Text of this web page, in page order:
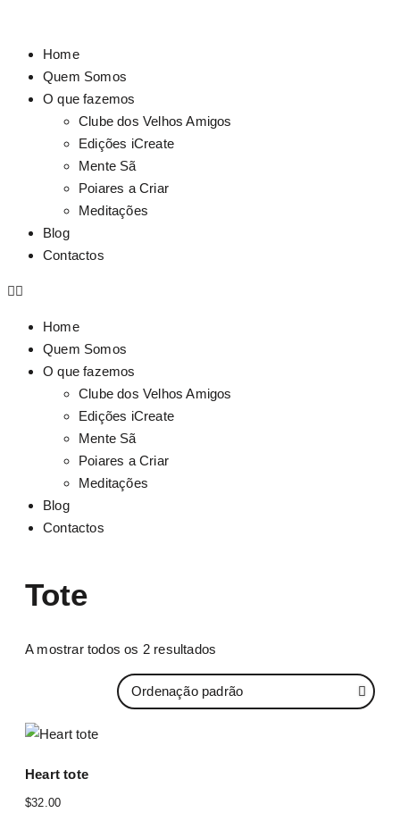
Home
Quem Somos
O que fazemos
Clube dos Velhos Amigos
Edições iCreate
Mente Sã
Poiares a Criar
Meditações
Blog
Contactos
Home
Quem Somos
O que fazemos
Clube dos Velhos Amigos
Edições iCreate
Mente Sã
Poiares a Criar
Meditações
Blog
Contactos
Tote
A mostrar todos os 2 resultados
Heart tote
$32.00